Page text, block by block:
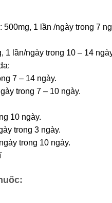
1 lần /ngày trong 7
1 lần/ngày trong 10 – 14
7 – 14 ngày.
trong 7 – 10 ngày.
10 ngày.
trong 3 ngày.
trong 10 ngày.